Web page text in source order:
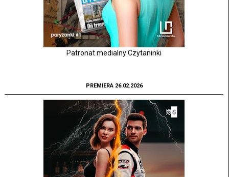
Patronat medialny Czytaninki
PREMIERA 26.02.2026